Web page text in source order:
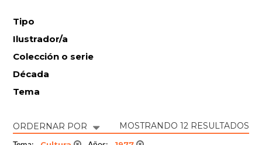
Tipo
Ilustrador/a
Colección o serie
Década
Tema
ORDERNAR POR MOSTRANDO 12 RESULTADOS